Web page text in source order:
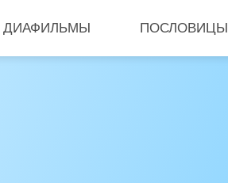
ДИАФИЛЬМЫ ПОСЛОВИЦЫ